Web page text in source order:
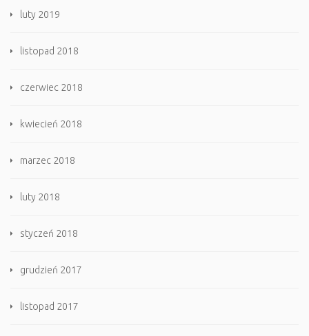
luty 2019
listopad 2018
czerwiec 2018
kwiecień 2018
marzec 2018
luty 2018
styczeń 2018
grudzień 2017
listopad 2017